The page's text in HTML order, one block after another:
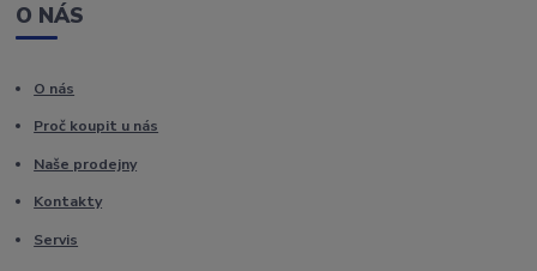
O NÁS
O nás
Proč koupit u nás
Naše prodejny
Kontakty
Servis